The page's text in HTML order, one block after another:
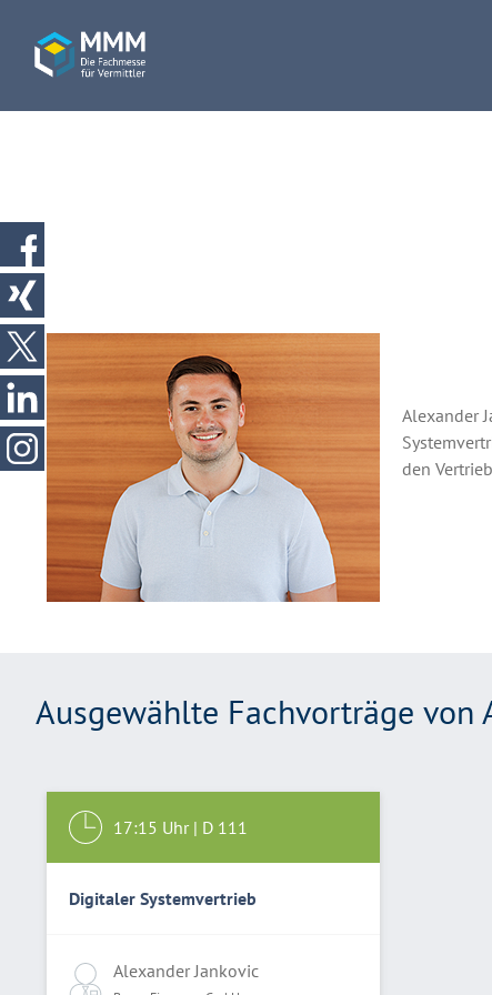
Alexander
den
Ausgewählte Fachvorträge von
17:15 Uhr | D 111
Digitaler Systemvertrieb
Alexander Jankovic